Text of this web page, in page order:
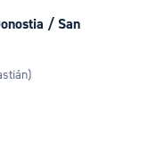
/ San